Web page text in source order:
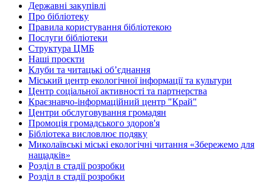
Державні закупівлі
Про бібліотеку
Правила користування бібліотекою
Послуги бібліотеки
Структура ЦМБ
Наші проєкти
Клуби та читацькі об’єднання
Міський центр екологічної інформації та культури
Центр соціальної активності та партнерства
Краєзнавчо-інформаційний центр "Край"
Центри обслуговування громадян
Промоція громадського здоров'я
Бібліотека висловлює подяку
Миколаївські міські екологічні читання «Збережемо для
нащадків»
Розділ в стадії розробки
Розділ в стадії розробки